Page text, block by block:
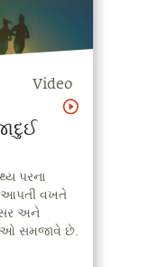
Video
પરના
આપતી વખતે
અને
સમજાવે છે.